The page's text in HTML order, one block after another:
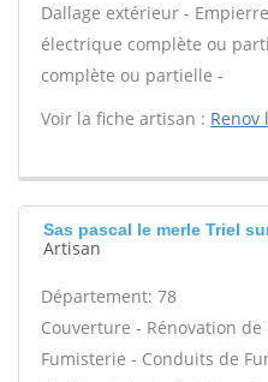
Dallage extérieur -
électrique complète ou
complète ou partielle -
Voir la fiche artisan : Renov
Sas pascal le merle Triel
Artisan
Département: 78
Couverture - Rénovation
Fumisterie - Conduits de